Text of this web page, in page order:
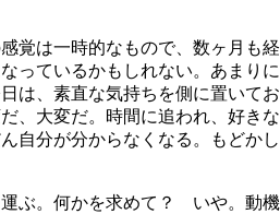
覚は一時的なもので、数ヶ月も経
っているかもしれない。あまりに
は、素直な気持ちを側に置いてお
、大変だ。時間に追われ、好きな
自分が分からなくなる。もどかし
ぶ。何かを求めて？ いや。動機